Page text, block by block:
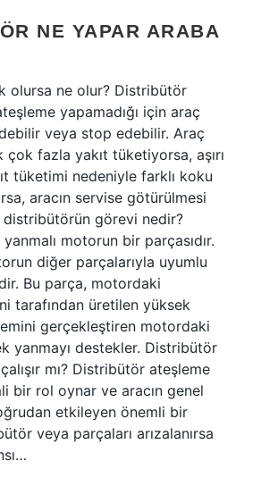
NE YAPAR ARABA
olursa ne olur? Distribütör
yapamadığı için araç
veya stop edebilir. Araç
çok fazla yakıt tüketiyorsa, aşırı
tüketimi nedeniyle farklı koku
aracın servise götürülmesi
görevi nedir?
motorun bir parçasıdır.
diğer parçalarıyla uyumlu
Bu parça, motordaki
tarafından üretilen yüksek
gerçekleştiren motordaki
yanmayı destekler. Distribütör
mı? Distribütör ateşleme
bir rol oynar ve aracın genel
etkileyen önemli bir
veya parçaları arızalanırsa